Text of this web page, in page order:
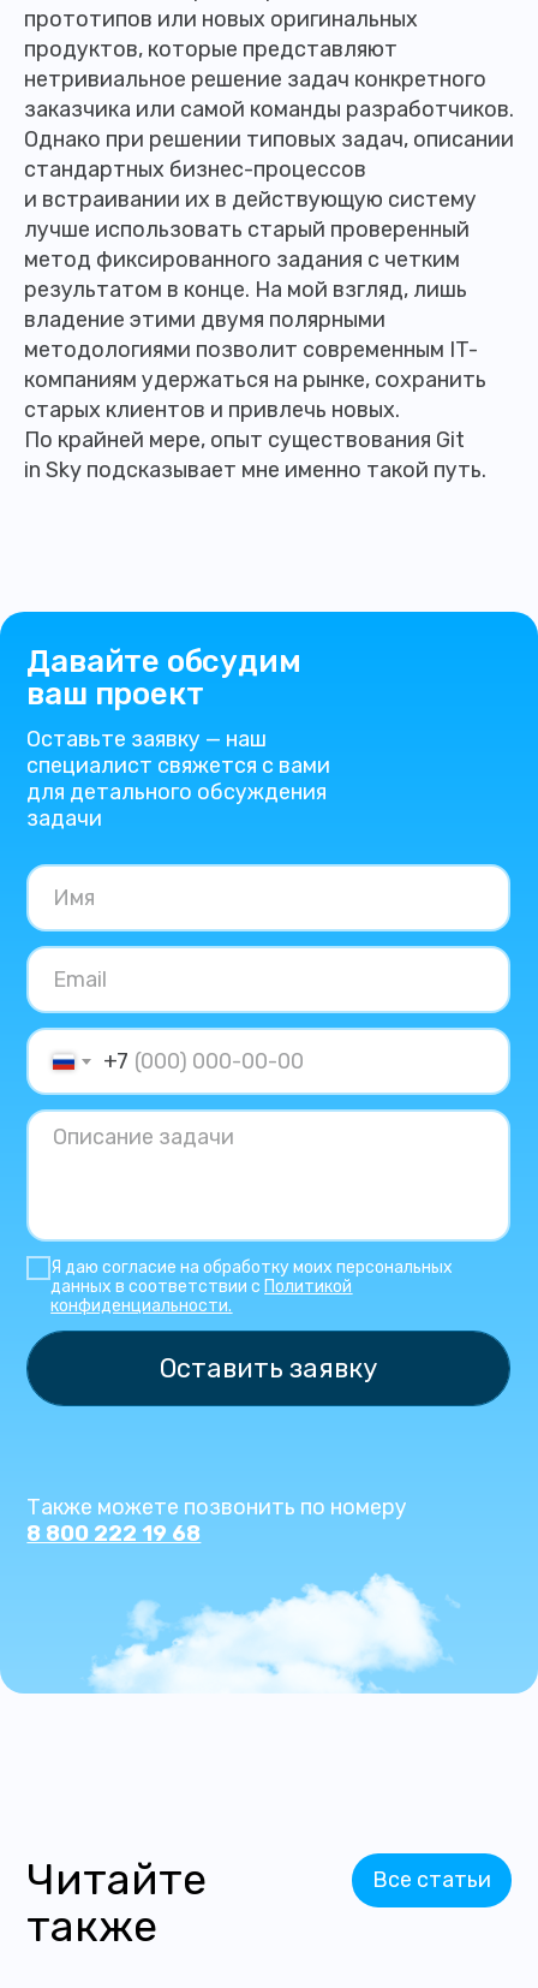
прототипов или новых оригинальных
продуктов, которые представляют
нетривиальное решение задач конкретного
заказчика или самой команды разработчиков.
Однако при решении типовых задач, описании
стандартных бизнес-процессов
и встраивании их в действующую систему
лучше использовать старый проверенный
метод фиксированного задания с четким
результатом в конце. На мой взгляд, лишь
владение этими двумя полярными
методологиями позволит современным IT-
компаниям удержаться на рынке, сохранить
старых клиентов и привлечь новых.
По крайней мере, опыт существования Git
in Sky подсказывает мне именно такой путь.
Давайте обсудим
ваш проект
Оставьте заявку — наш
специалист свяжется с вами
для детального обсуждения
задачи
Также можете позвонить по номеру
8 800 222 19 68
+7
Я даю согласие на обработку моих персональных
данных в соответствии с Политикой
конфиденциальности.
Оставить заявку
Читайте
также
Все статьи